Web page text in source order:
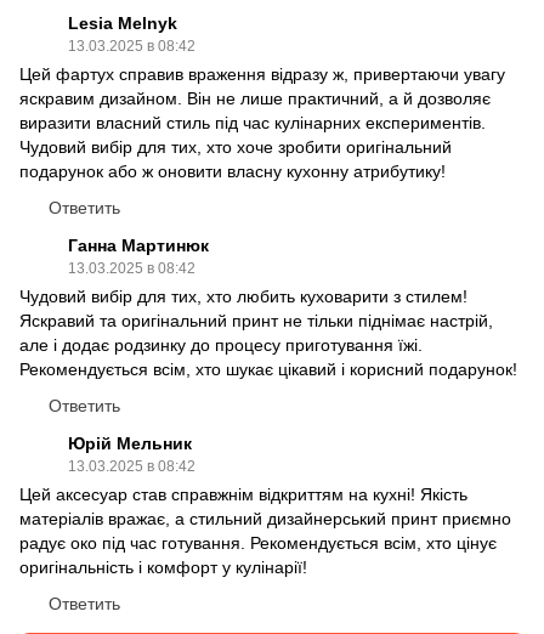
Lesia Melnyk
13.03.2025 в 08:42
Цей фартух справив враження відразу ж, привертаючи увагу
яскравим дизайном. Він не лише практичний, а й дозволяє
виразити власний стиль під час кулінарних експериментів.
Чудовий вибір для тих, хто хоче зробити оригінальний
подарунок або ж оновити власну кухонну атрибутику!
Ответить
Ганна Мартинюк
13.03.2025 в 08:42
Чудовий вибір для тих, хто любить куховарити з стилем!
Яскравий та оригінальний принт не тільки піднімає настрій,
але і додає родзинку до процесу приготування їжі.
Рекомендується всім, хто шукає цікавий і корисний подарунок!
Ответить
Юрій Мельник
13.03.2025 в 08:42
Цей аксесуар став справжнім відкриттям на кухні! Якість
матеріалів вражає, а стильний дизайнерський принт приємно
радує око під час готування. Рекомендується всім, хто цінує
оригінальність і комфорт у кулінарії!
Ответить